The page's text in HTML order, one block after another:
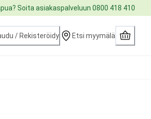
Soita asiakaspalveluun 0800 418 410
/ Rekisteröidy Etsi myymälä